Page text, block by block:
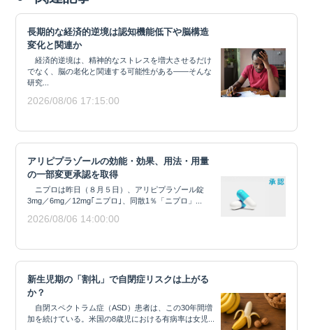
長期的な経済的逆境は認知機能低下や脳構造
変化と関連か
経済的逆境は、精神的なストレスを増大させるだけ
でなく、脳の老化と関連する可能性がある——そんな
研究...
2026/08/06 17:15:00
アリピプラゾールの効能・効果、用法・用量
の一部変更承認を取得
ニプロは昨日（８月５日）、アリピプラゾール錠
3mg／6mg／12mg｢ニプロ｣、同散1％「ニプロ」...
2026/08/06 14:00:00
新生児期の「割礼」で自閉症リスクは上がる
か？
自閉スペクトラム症（ASD）患者は、この30年間増
加を続けている。米国の8歳児における有病率は女児...